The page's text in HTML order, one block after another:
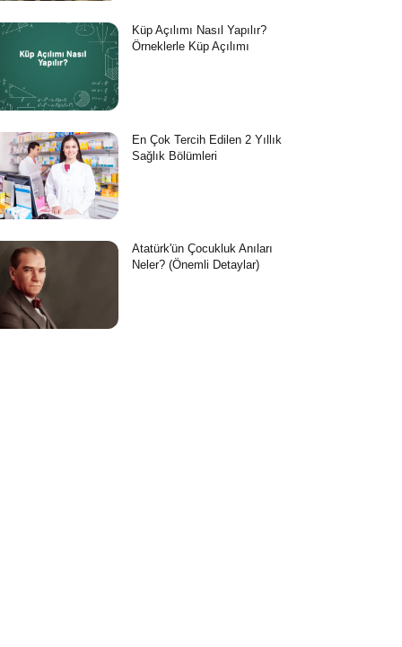
Küp Açılımı Nasıl Yapılır?
Örneklerle Küp Açılımı
En Çok Tercih Edilen 2 Yıllık
Sağlık Bölümleri
Atatürk'ün Çocukluk Anıları
Neler? (Önemli Detaylar)